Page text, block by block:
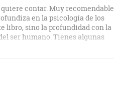
contar. Muy recomendable
en la psicología de los
libro, sino la profundidad con la
ser humano. Tienes algunas